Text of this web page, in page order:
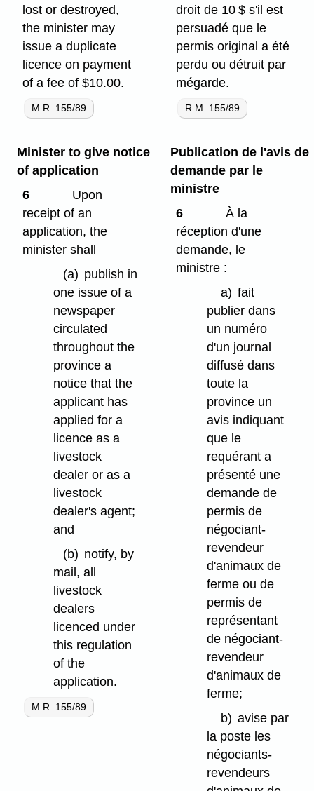
lost or destroyed,
the minister may
issue a duplicate
licence on payment
of a fee of $10.00.
M.R. 155/89
droit de 10 $ s'il est
persuadé que le
permis original a été
perdu ou détruit par
mégarde.
R.M. 155/89
Minister to give notice
of application
6
Upon
receipt of an
application, the
minister shall
(a) publish in
one issue of a
newspaper
circulated
throughout the
province a
notice that the
applicant has
applied for a
licence as a
livestock
dealer or as a
livestock
dealer's agent;
and
(b) notify, by
mail, all
livestock
dealers
licenced under
this regulation
of the
application.
M.R. 155/89
Publication de l'avis de
demande par le
ministre
6
À la
réception d'une
demande, le
ministre :
a) fait
publier dans
un numéro
d'un journal
diffusé dans
toute la
province un
avis indiquant
que le
requérant a
présenté une
demande de
permis de
négociant-
revendeur
d'animaux de
ferme ou de
permis de
représentant
de négociant-
revendeur
d'animaux de
ferme;
b) avise par
la poste les
négociants-
revendeurs